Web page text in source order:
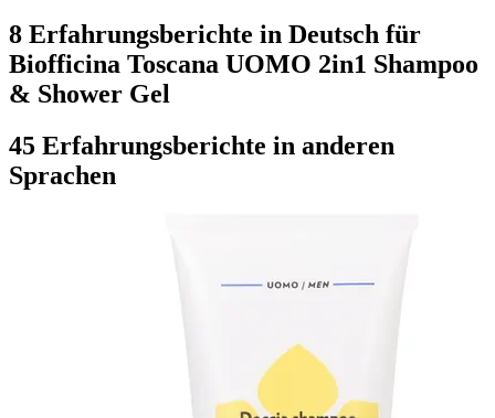
8 Erfahrungsberichte in Deutsch für
Biofficina Toscana UOMO 2in1 Shampoo
& Shower Gel
45 Erfahrungsberichte in anderen
Sprachen